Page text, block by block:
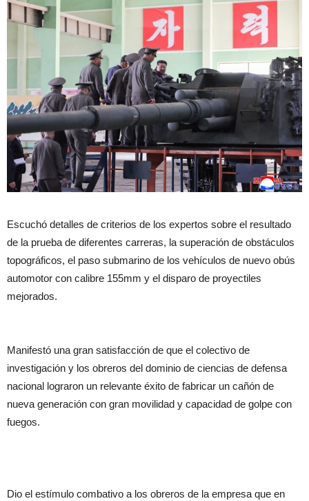
Escuchó detalles de criterios de los expertos sobre el resultado
de la prueba de diferentes carreras, la superación de obstáculos
topográficos, el paso submarino de los vehículos de nuevo obús
automotor con calibre 155mm y el disparo de proyectiles
mejorados.
Manifestó una gran satisfacción de que el colectivo de
investigación y los obreros del dominio de ciencias de defensa
nacional lograron un relevante éxito de fabricar un cañón de
nueva generación con gran movilidad y capacidad de golpe con
fuegos.
Dio el estímulo combativo a los obreros de la empresa que en